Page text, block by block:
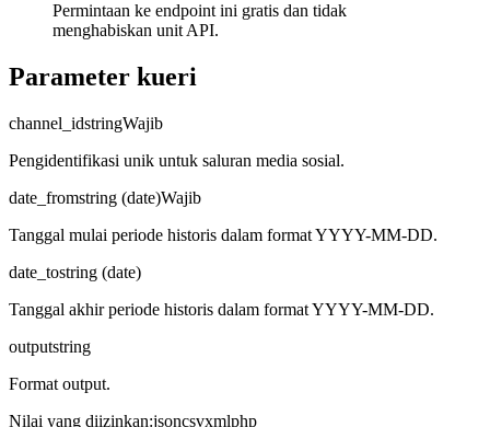
Permintaan ke endpoint ini gratis dan tidak
menghabiskan unit API.
Parameter kueri
channel_idstringWajib
Pengidentifikasi unik untuk saluran media sosial.
date_fromstring (date)Wajib
Tanggal mulai periode historis dalam format YYYY-MM-DD.
date_tostring (date)
Tanggal akhir periode historis dalam format YYYY-MM-DD.
outputstring
Format output.
Nilai yang diizinkan:jsoncsvxmlphp